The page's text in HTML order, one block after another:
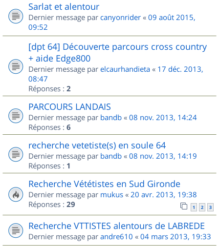
Sarlat et alentour
Dernier message par canyonrider « 09 août 2015,
09:52
[dpt 64] Découverte parcours cross country
+ aide Edge800
Dernier message par elcaurhandieta « 17 déc. 2013,
08:47
Réponses : 2
PARCOURS LANDAIS
Dernier message par bandb « 08 nov. 2013, 14:24
Réponses : 6
recherche vetetiste(s) en soule 64
Dernier message par bandb « 08 nov. 2013, 14:19
Réponses : 1
Recherche Vététistes en Sud Gironde
Dernier message par mukus « 20 avr. 2013, 19:38
Réponses : 29 1 2 3
Recherche VTTISTES alentours de LABREDE
Dernier message par andre610 « 04 mars 2013, 19:33